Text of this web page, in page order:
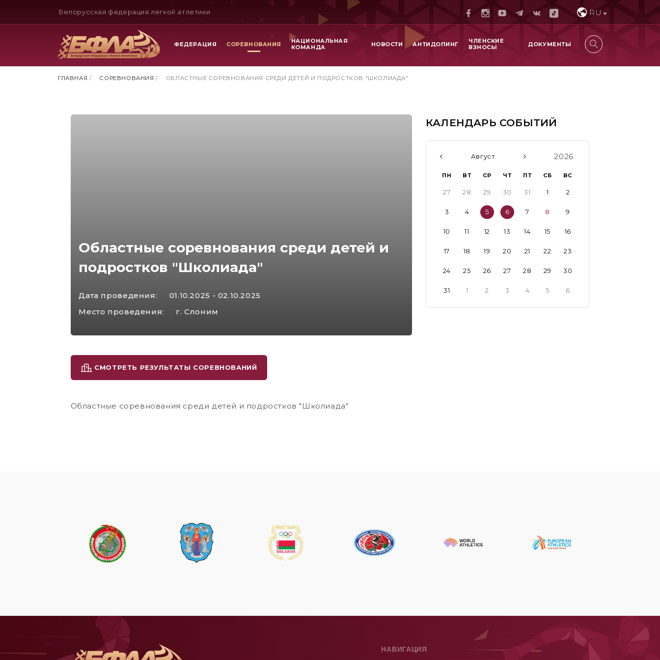
Белорусская федерация легкой атлетики RU
ФЕДЕРАЦИЯ СОРЕВНОВАНИЯ
НАЦИОНАЛЬНАЯ
КОМАНДА
НОВОСТИ АНТИДОПИНГ
ЧЛЕНСКИЕ
ВЗНОСЫ
ДОКУМЕНТЫ
ГЛАВНАЯ / СОРЕВНОВАНИЯ / ОБЛАСТНЫЕ СОРЕВНОВАНИЯ СРЕДИ ДЕТЕЙ И ПОДРОСТКОВ "ШКОЛИАДА"
Областные соревнования среди детей и
подростков "Школиада"
Дата проведения:
01.10.2025 - 02.10.2025
Место проведения:
г. Слоним
СМОТРЕТЬ РЕЗУЛЬТАТЫ СОРЕВНОВАНИЙ
Областные соревнования среди детей и подростков "Школиада"
КАЛЕНДАРЬ СОБЫТИЙ
Август 2026
ПН ВТ СР ЧТ ПТ СБ ВС
27 28 29 30 31 1 2
3 4 5 6 7 8 9
10 11 12 13 14 15 16
17 18 19 20 21 22 23
24 25 26 27 28 29 30
31 1 2 3 4 5 6
НАВИГАЦИЯ